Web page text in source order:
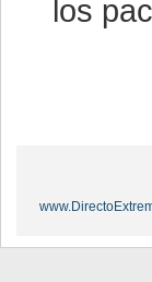
los